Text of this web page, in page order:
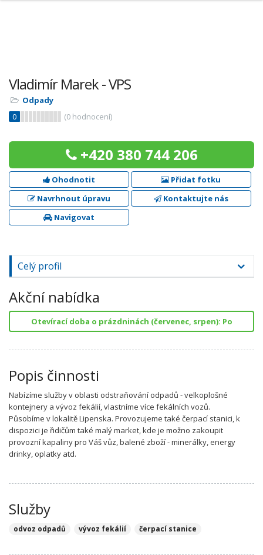
Vladimír Marek - VPS
Odpady
0
(0 hodnocení)
+420 380 744 206
Ohodnotit
Přidat fotku
Navrhnout úpravu
Kontaktujte nás
Navigovat
Celý profil
Akční nabídka
Otevírací doba o prázdninách (červenec, srpen): Po
Popis činnosti
Nabízíme služby v oblasti odstraňování odpadů - velkoplošné
kontejnery a vývoz fekálií, vlastníme více fekálních vozů.
Působíme v lokalitě Lipenska. Provozujeme také čerpací stanici, k
dispozici je řidičům také malý market, kde je možno zakoupit
provozní kapaliny pro Váš vůz, balené zboží - minerálky, energy
drinky, oplatky atd.
Služby
odvoz odpadů vývoz fekálií čerpací stanice